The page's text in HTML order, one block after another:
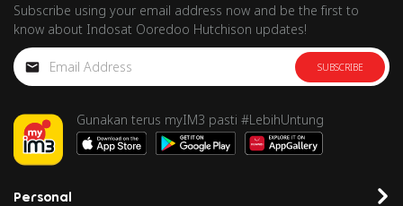
Subscribe using your email address now and be the first to
know about Indosat Ooredoo Hutchison updates!
SUBSCRIBE
Gunakan terus myIM3 pasti #LebihUntung
Personal